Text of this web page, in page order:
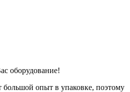
оборудование!
опыт в упаковке, поэтому